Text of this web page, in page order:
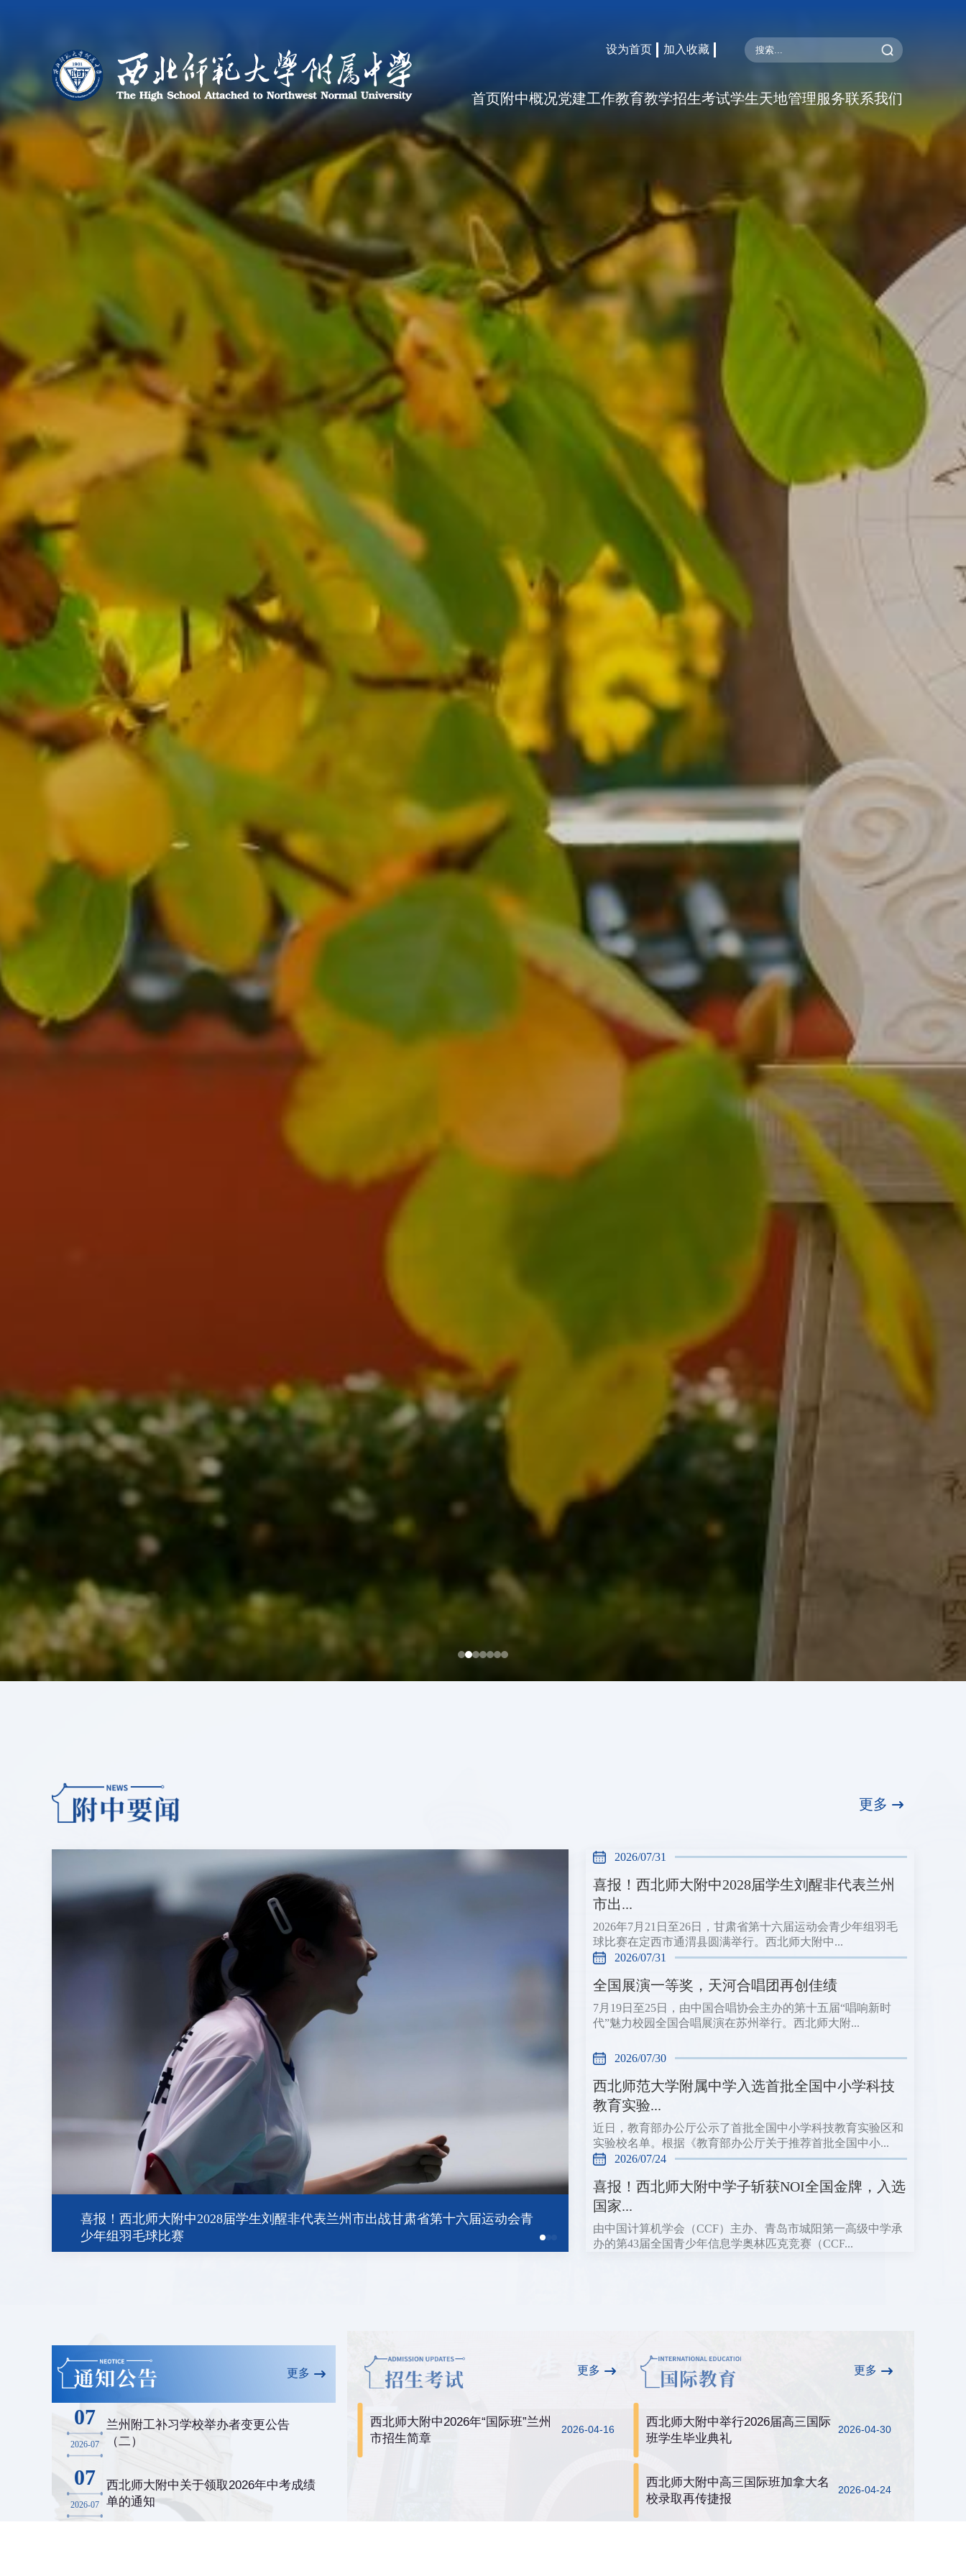
设为首页 加入收藏
首页附中概况党建工作教育教学招生考试学生天地管理服务联系我们
更多
全国展演一等奖，天河合唱团再创佳绩
2026/07/31
2026/07/31
喜报！西北师大附中2028届学生刘醒非代表兰州
市出...
2026年7月21日至26日，甘肃省第十六届运动会青少年组羽毛
球比赛在定西市通渭县圆满举行。西北师大附中...
2026/07/31
全国展演一等奖，天河合唱团再创佳绩
7月19日至25日，由中国合唱协会主办的第十五届“唱响新时
代”魅力校园全国合唱展演在苏州举行。西北师大附...
2026/07/30
西北师范大学附属中学入选首批全国中小学科技
教育实验...
近日，教育部办公厅公示了首批全国中小学科技教育实验区和
实验校名单。根据《教育部办公厅关于推荐首批全国中小...
2026/07/24
喜报！西北师大附中学子斩获NOI全国金牌，入选
国家...
由中国计算机学会（CCF）主办、青岛市城阳第一高级中学承
办的第43届全国青少年信息学奥林匹克竞赛（CCF...
更多
07
2026-07
兰州附工补习学校举办者变更公告
（二）
07
2026-07
西北师大附中关于领取2026年中考成绩
单的通知
更多
西北师大附中2026年“国际班”兰州
市招生简章
2026-04-16
更多
西北师大附中举行2026届高三国际
班学生毕业典礼
2026-04-30
西北师大附中高三国际班加拿大名
校录取再传捷报
2026-04-24